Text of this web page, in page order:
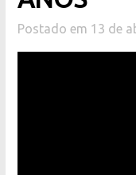
Postado em 13 de